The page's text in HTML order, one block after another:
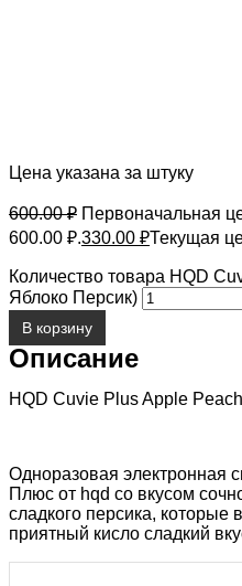
Цена указана за штуку
600.00₽ Первоначальная
600.00 ₽.330.00 ₽Текущая
Количество товара HQD
Яблоко Персик)
В корзину
Описание
HQD Cuvie Plus Apple
Одноразовая электронная
Плюс от hqd со вкусом
сладкого персика, которые
приятный кисло сладкий